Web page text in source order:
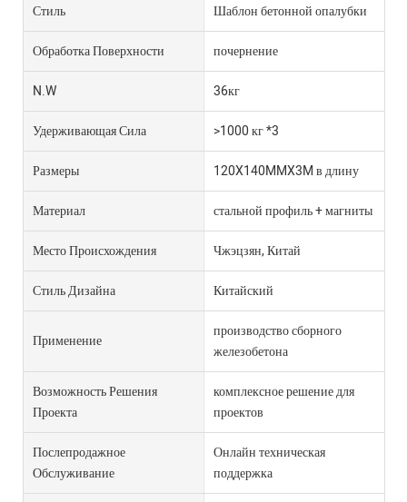
Стиль Шаблон бетонной опалубки
Обработка Поверхности почернение
N.W 36кг
Удерживающая Сила >1000 кг *3
Размеры 120X140MMX3M в длину
Материал стальной профиль + магниты
Место Происхождения Чжэцзян, Китай
Стиль Дизайна Китайский
Применение
производство сборного
железобетона
Возможность Решения
Проекта
комплексное решение для
проектов
Послепродажное
Обслуживание
Онлайн техническая
поддержка